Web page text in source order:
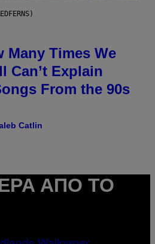
Many Times We
Can’t Explain
From the 90s
Catlin
ΑΠΌ ΤΟ